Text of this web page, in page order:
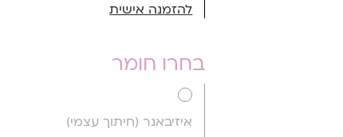
להזמנה אישית
בחרו חומר
איזיבאנר (חיתוך עצמי)